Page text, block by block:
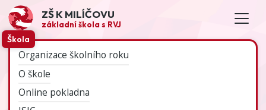
ZŠ K MILÍČOVU
základní škola s RVJ
Škola
Organizace školního roku
O škole
Online pokladna